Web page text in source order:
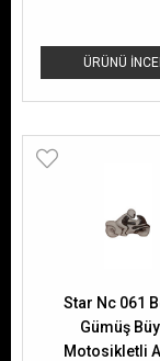
ÜRÜNÜ
Star Nc 061
Gümüş
Motosikletli